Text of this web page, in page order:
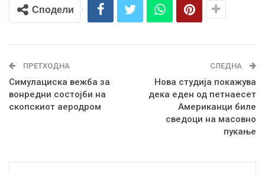
Сподели
ПРЕТХОДНА
Симулациска вежба за
вонредни состојби на
скопскиот аеродром
СЛЕДНА
Нова студија покажува
дека еден од петнаесет
Американци биле
сведоци на масовно
пукање